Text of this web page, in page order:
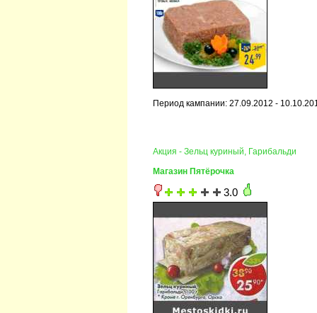
Период кампании: 27.09.2012 -
Акция - Зельц куриный, Гарибальди
Магазин Пятёрочка
3.0